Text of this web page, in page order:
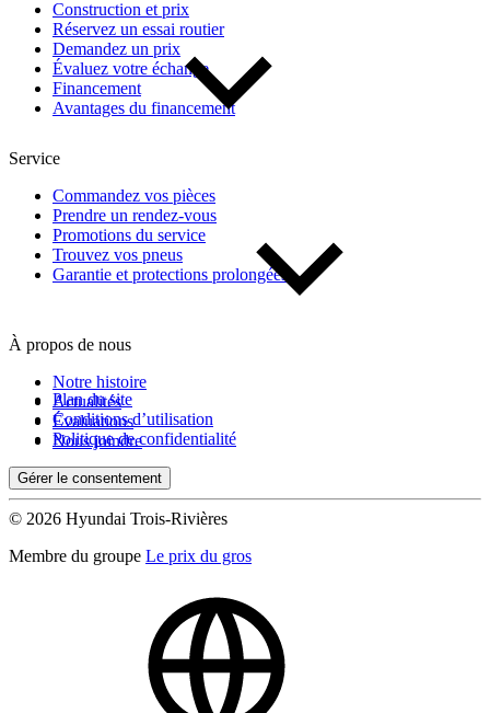
Construction et prix
Réservez un essai routier
Demandez un prix
Évaluez votre échange
Financement
Avantages du financement
Service
Commandez vos pièces
Prendre un rendez-vous
Promotions du service
Trouvez vos pneus
Garantie et protections prolongées
À propos de nous
Notre histoire
Actualités
Évaluations
Nous joindre
Plan du site
Conditions d’utilisation
Politique de confidentialité
Gérer le consentement
© 2026 Hyundai Trois-Rivières
Membre du groupe Le prix du gros